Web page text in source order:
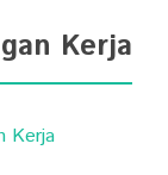
Kerja